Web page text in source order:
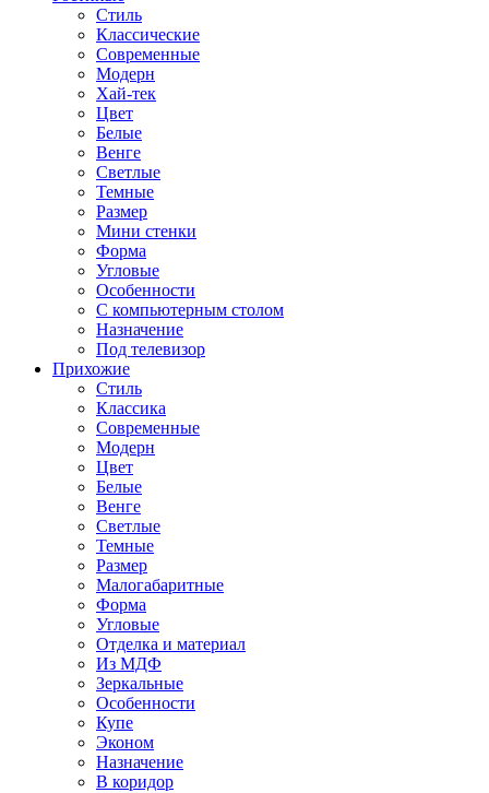
Стиль
Классические
Современные
Модерн
Хай-тек
Цвет
Белые
Венге
Светлые
Темные
Размер
Мини стенки
Форма
Угловые
Особенности
С компьютерным столом
Назначение
Под телевизор
Прихожие
Стиль
Классика
Современные
Модерн
Цвет
Белые
Венге
Светлые
Темные
Размер
Малогабаритные
Форма
Угловые
Отделка и материал
Из МДФ
Зеркальные
Особенности
Купе
Эконом
Назначение
В коридор